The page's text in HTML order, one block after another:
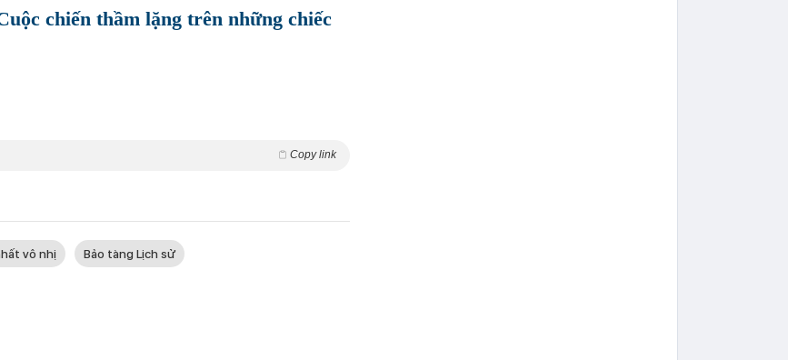
chiến thầm lặng trên những chiếc
Copy link
vô nhị Bảo tàng Lịch sử